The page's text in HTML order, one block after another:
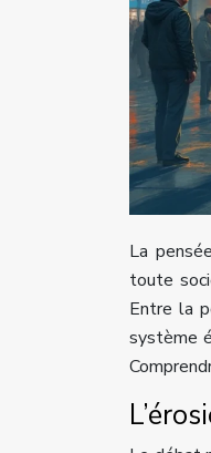
La
toute
Entre la
système